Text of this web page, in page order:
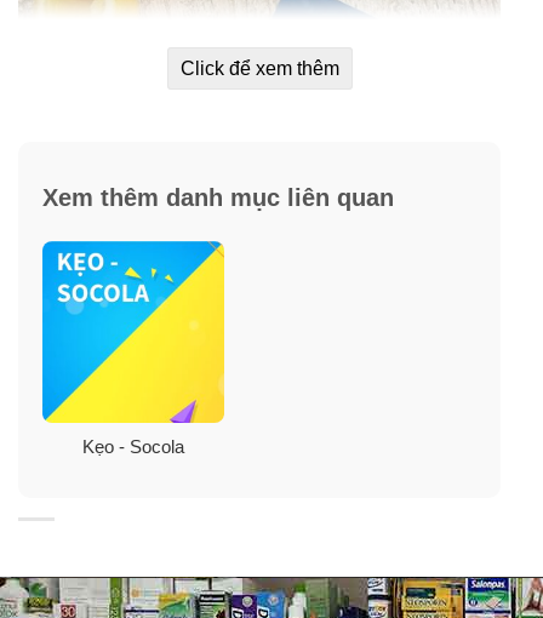
Thành phần:
Click để xem thêm
Xem thêm danh mục liên quan
Kẹo - Socola